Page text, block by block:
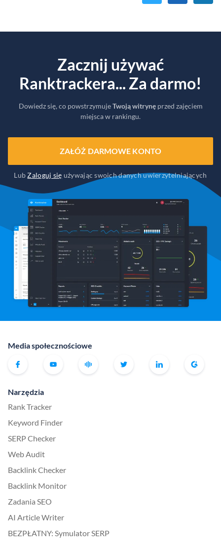
Zacznij używać
Ranktrackera... Za darmo!
Dowiedz się, co powstrzymujeTwoją witrynęprzed zajęciem
miejsca w rankingu.
ZAŁÓŻ DARMOWE KONTO
LubZaloguj się używając swoich danych uwierzytelniających
Media społecznościowe
Narzędzia
Rank Tracker
Keyword Finder
SERP Checker
Web Audit
Backlink Checker
Backlink Monitor
Zadania SEO
AI Article Writer
BEZPŁATNY: Symulator SERP